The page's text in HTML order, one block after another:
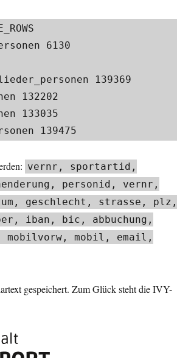
6130
139369
132202
133035
139475
vernr, sportartid,
personid, vernr,
geschlecht, strasse, plz,
iban, bic, abbuchung,
mobil, email,
gespeichert. Zum Glück steht die IVY-